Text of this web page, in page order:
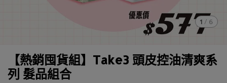
1 / 6
【熱銷囤貨組】Take3 頭皮控油清爽系
列 髮品組合